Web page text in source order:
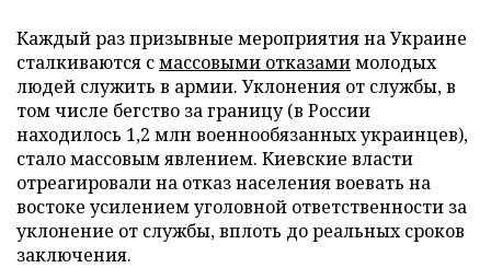
Каждый раз призывные мероприятия на Украине
сталкиваются смассовыми отказамимолодых
людей служить в армии. Уклонения от службы, в
том числе бегство за границу (в России
находилось 1,2 млн военнообязанных украинцев),
стало массовым явлением. Киевские власти
отреагировали на отказ населения воевать на
востоке усилением уголовной ответственности за
уклонение от службы, вплоть до реальных сроков
заключения.